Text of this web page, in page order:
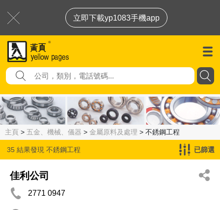
立即下載yp1083手機app
主頁 > 五金、機械、儀器 > 金屬原料及處理 > 不銹鋼工程
35 結果發現 不銹鋼工程 已篩選
佳利公司
2771 0947